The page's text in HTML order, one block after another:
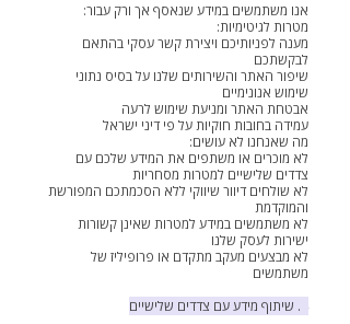
אנו משתמשים במידע שנאסף אך ורק עבור:
מטרות לגיטימיות:
מענה לפניותיכם ויצירת קשר עסקי בהתאם
לבקשתכם
שיפור האתר והשירותים שלנו על בסיס נתוני
שימוש אנונימיים
אבטחת האתר ומניעת שימוש לרעה
עמידה בחובות חוקיות על פי דיני ישראל
מה שאנחנו לא עושים:
לא מוכרים או משתפים את המידע שלכם עם
צדדים שלישיים למטרות מסחריות
לא שולחים דיוור שיווקי ללא הסכמתכם המפורשת
והמוקדמת
לא משתמשים במידע למטרות שאינן קשורות
ישירות לעסק שלנו
לא מבצעים מעקב מתקדם או פרופיליז של
משתמשים